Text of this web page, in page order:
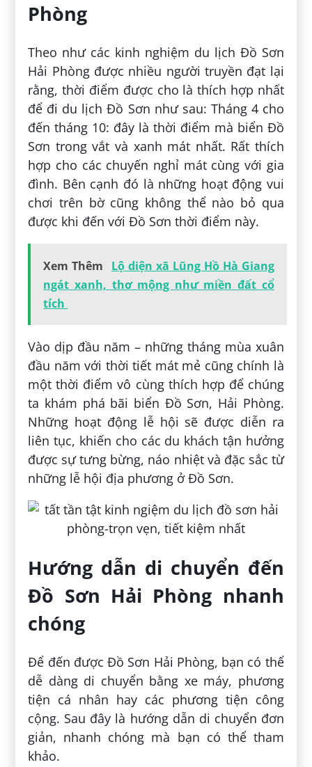
Phòng
Theo như các kinh nghiệm du lịch Đồ Sơn
Hải Phòng được nhiều người truyền đạt lại
rằng, thời điểm được cho là thích hợp nhất
để đi du lịch Đồ Sơn như sau: Tháng 4 cho
đến tháng 10: đây là thời điểm mà biển Đồ
Sơn trong vắt và xanh mát nhất. Rất thích
hợp cho các chuyến nghỉ mát cùng với gia
đình. Bên cạnh đó là những hoạt động vui
chơi trên bờ cũng không thể nào bỏ qua
được khi đến với Đồ Sơn thời điểm này.
Xem Thêm
Lộ diện xã Lũng Hồ Hà Giang
ngát xanh, thơ mộng như miền đất cổ
tích
Vào dịp đầu năm – những tháng mùa xuân
đầu năm với thời tiết mát mẻ cũng chính là
một thời điểm vô cùng thích hợp để chúng
ta khám phá bãi biển Đồ Sơn, Hải Phòng.
Những hoạt động lễ hội sẽ được diễn ra
liên tục, khiến cho các du khách tận hưởng
được sự tưng bừng, náo nhiệt và đặc sắc từ
những lễ hội địa phương ở Đồ Sơn.
Hướng dẫn di chuyển đến
Đồ Sơn Hải Phòng nhanh
chóng
Để đến được Đồ Sơn Hải Phòng, bạn có thể
dễ dàng di chuyển bằng xe máy, phương
tiện cá nhân hay các phương tiện công
cộng. Sau đây là hướng dẫn di chuyển đơn
giản, nhanh chóng mà bạn có thể tham
khảo.